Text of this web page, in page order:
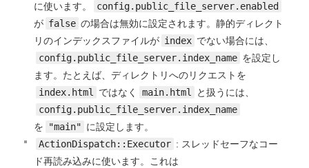
に使います。
config.public_file_server.enabled
が false の場合は無効に設定されます。静的ディレクト
リのインデックスファイルが index でない場合には、
config.public_file_server.index_name を設定し
ます。たとえば、ディレクトリへのリクエストを
index.html ではなく main.html
と扱うには、
config.public_file_server.index_name
を
"main" に設定します。
ActionDispatch::Executor : スレッドセーフなコー
ド再読み込みに使います。これは